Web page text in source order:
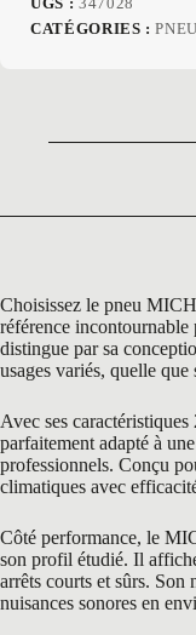
prix
prix
CATÉGORIES :
Choisissez le pneu
référence incontournable
distingue par sa
usages variés, quelle
Avec ses
parfaitement adapté à
professionnels. Conçu
climatiques avec
Côté performance, le
son profil étudié. Il
arrêts courts et sûrs.
nuisances sonores en